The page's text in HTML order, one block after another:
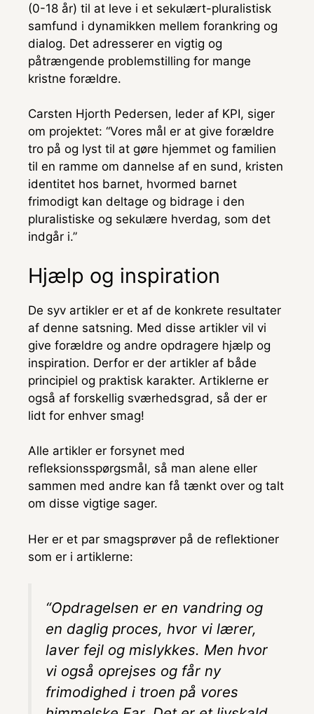
(0-18 år) til at leve i et sekulært-pluralistisk
samfund i dynamikken mellem forankring og
dialog. Det adresserer en vigtig og
påtrængende problemstilling for mange
kristne forældre.
Carsten Hjorth Pedersen, leder af KPI, siger
om projektet: “Vores mål er at give forældre
tro på og lyst til at gøre hjemmet og familien
til en ramme om dannelse af en sund, kristen
identitet hos barnet, hvormed barnet
frimodigt kan deltage og bidrage i den
pluralistiske og sekulære hverdag, som det
indgår i.”
Hjælp og inspiration
De syv artikler er et af de konkrete resultater
af denne satsning. Med disse artikler vil vi
give forældre og andre opdragere hjælp og
inspiration. Derfor er der artikler af både
principiel og praktisk karakter. Artiklerne er
også af forskellig sværhedsgrad, så der er
lidt for enhver smag!
Alle artikler er forsynet med
refleksionsspørgsmål, så man alene eller
sammen med andre kan få tænkt over og talt
om disse vigtige sager.
Her er et par smagsprøver på de reflektioner
som er i artiklerne:
“Opdragelsen er en vandring og
en daglig proces, hvor vi lærer,
laver fejl og mislykkes. Men hvor
vi også oprejses og får ny
frimodighed i troen på vores